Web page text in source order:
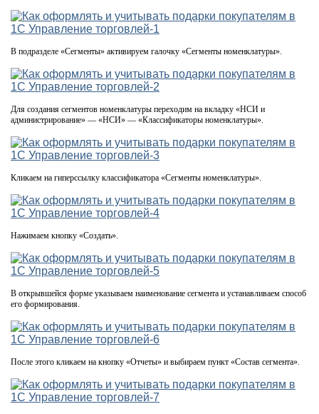
В подразделе «Сегменты» активируем галочку «Сегменты номенклатуры».
Для создания сегментов номенклатуры переходим на вкладку «НСИ и
администрирование» — «НСИ» — «Классификаторы номенклатуры».
Кликаем на гиперссылку классификатора «Сегменты номенклатуры».
Нажимаем кнопку «Создать».
В открывшейся форме указываем наименование сегмента и устанавливаем способ
его формирования.
После этого кликаем на кнопку «Отчеты» и выбираем пункт «Состав сегмента».